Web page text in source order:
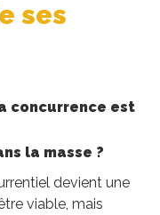
ses
concurrence est
la masse ?
devient une
viable, mais